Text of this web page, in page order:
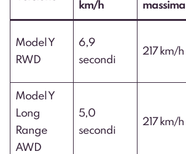
km/h
massima
Model Y
RWD
6,9
secondi
217 km/h
Model Y
Long
Range
AWD
5,0
secondi
217 km/h